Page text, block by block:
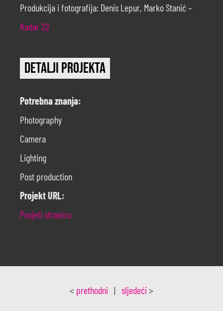
Produkcija i fotografija: Denis Lepur, Marko Stanić –
Kadar 22
Detalji projekta
Potrebna znanja:
Photography
Camera
Lighting
Post production
Projekt URL:
Posjeti stranicu
< prethodni | sljedeći >